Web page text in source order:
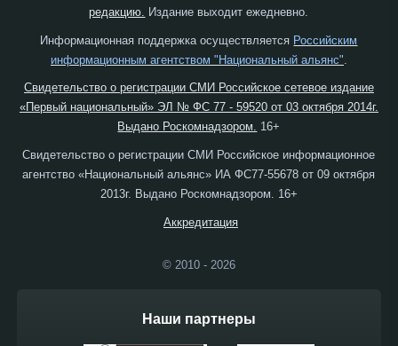
редакцию.
Издание выходит ежедневно.
Информационная поддержка осуществляется Российским
информационным агентством "Национальный альянс"
Свидетельство о регистрации СМИ Российское сетевое издание
«Первый национальный» ЭЛ № ФС 77 - 59520 от 03 октября 2014г.
Выдано Роскомнадзором. 16+
Свидетельство о регистрации СМИ Российское информационное
агентство «Национальный альянс» ИА ФС77-55678 от 09 октября
2013г. Выдано Роскомнадзором. 16+
Аккредитация
© 2010 - 2026
Наши партнеры